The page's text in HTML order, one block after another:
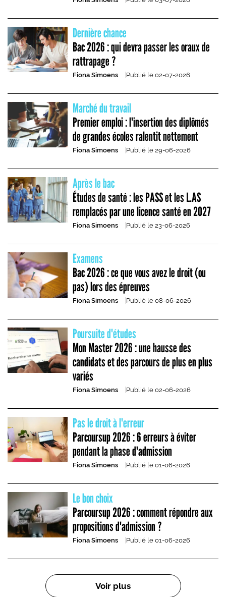
Dernière chance
Bac 2026 : qui devra passer les oraux de
rattrapage ?
Fiona Simoens Publié le 02-07-2026
Marché du travail
Premier emploi : l'insertion des diplômés
de grandes écoles ralentit nettement
Fiona Simoens Publié le 29-06-2026
Après le bac
Études de santé : les PASS et les L.AS
remplacés par une licence santé en 2027
Fiona Simoens Publié le 23-06-2026
Examens
Bac 2026 : ce que vous avez le droit (ou
pas) lors des épreuves
Fiona Simoens Publié le 08-06-2026
Poursuite d'études
Mon Master 2026 : une hausse des
candidats et des parcours de plus en plus
variés
Fiona Simoens Publié le 02-06-2026
Pas le droit à l'erreur
Parcoursup 2026 : 6 erreurs à éviter
pendant la phase d'admission
Fiona Simoens Publié le 01-06-2026
Le bon choix
Parcoursup 2026 : comment répondre aux
propositions d'admission ?
Fiona Simoens Publié le 01-06-2026
Pagination
Voir plus